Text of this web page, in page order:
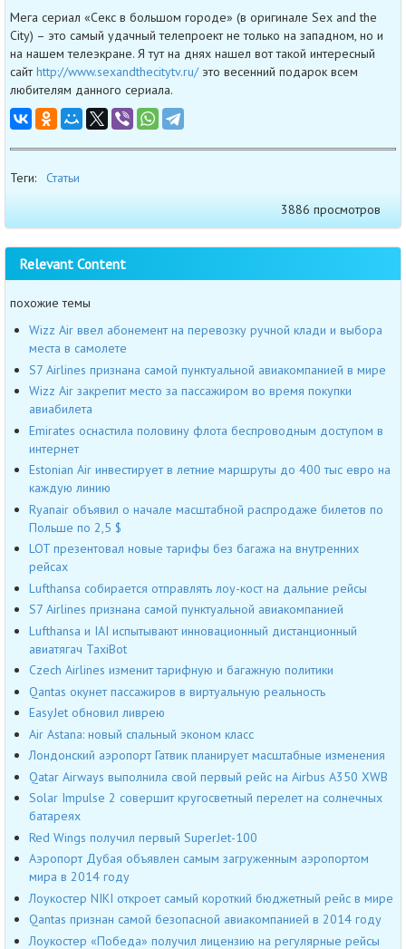
Мега сериал «Секс в большом городе» (в оригинале Sex and the
City) – это самый удачный телепроект не только на западном, но и
на нашем телеэкране. Я тут на днях нашел вот такой интересный
сайтhttp://www.sexandthecitytv.ru/это весенний подарок всем
любителям данного сериала.
Теги:
Статьи
3886 просмотров
Relevant Content
похожие темы
Wizz Air ввел абонемент на перевозку ручной клади и выбора
места в самолете
S7 Airlines признана самой пунктуальной авиакомпанией в мире
Wizz Air закрепит место за пассажиром во время покупки
авиабилета
Emirates оснастила половину флота беспроводным доступом в
интернет
Estonian Air инвестирует в летние маршруты до 400 тыс евро на
каждую линию
Ryanair объявил о начале масштабной распродаже билетов по
Польше по 2,5 $
LOT презентовал новые тарифы без багажа на внутренних
рейсах
Lufthansa собирается отправлять лоу-кост на дальние рейсы
S7 Airlines признана самой пунктуальной авиакомпанией
Lufthansa и IAI испытывают инновационный дистанционный
авиатягач TaxiBot
Czech Airlines изменит тарифную и багажную политики
Qantas окунет пассажиров в виртуальную реальность
EasyJet обновил ливрею
Air Astana: новый спальный эконом класс
Лондонский аэропорт Гатвик планирует масштабные изменения
Qatar Airways выполнила свой первый рейс на Airbus A350 XWB
Solar Impulse 2 совершит кругосветный перелет на солнечных
батареях
Red Wings получил первый SuperJet-100
Аэропорт Дубая объявлен самым загруженным аэропортом
мира в 2014 году
Лоукостер NIKI откроет самый короткий бюджетный рейс в мире
Qantas признан самой безопасной авиакомпанией в 2014 году
Лоукостер «Победа» получил лицензию на регулярные рейсы